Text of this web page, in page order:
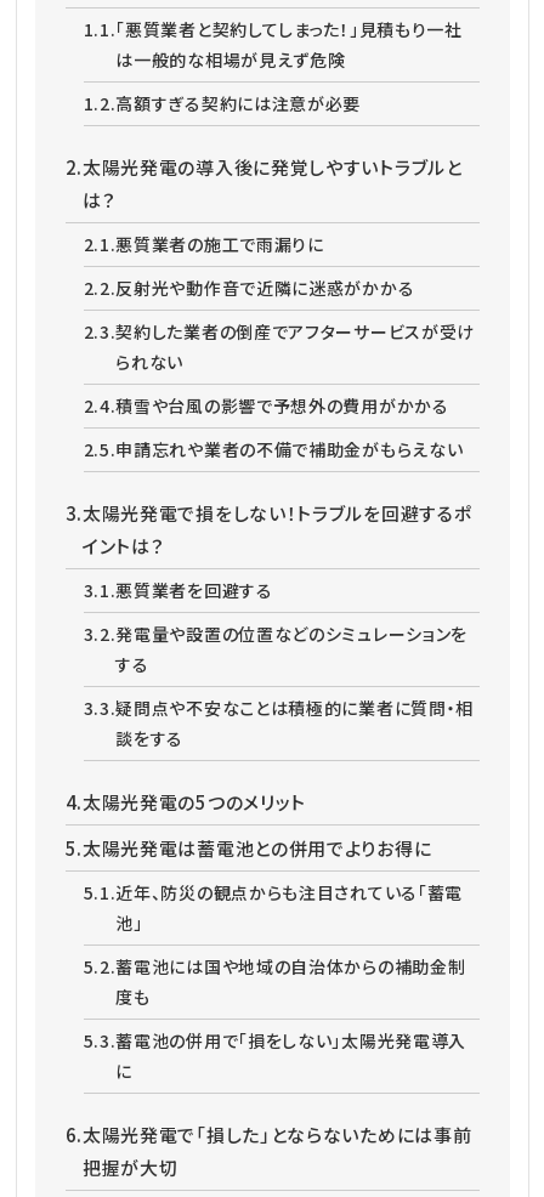
1.1.「悪質業者と契約してしまった！」見積もり一社
は一般的な相場が見えず危険
1.2.高額すぎる契約には注意が必要
2.太陽光発電の導入後に発覚しやすいトラブルと
は？
2.1.悪質業者の施工で雨漏りに
2.2.反射光や動作音で近隣に迷惑がかかる
2.3.契約した業者の倒産でアフターサービスが受け
られない
2.4.積雪や台風の影響で予想外の費用がかかる
2.5.申請忘れや業者の不備で補助金がもらえない
3.太陽光発電で損をしない！トラブルを回避するポ
イントは？
3.1.悪質業者を回避する
3.2.発電量や設置の位置などのシミュレーションを
する
3.3.疑問点や不安なことは積極的に業者に質問・相
談をする
4.太陽光発電の5つのメリット
5.太陽光発電は蓄電池との併用でよりお得に
5.1.近年、防災の観点からも注目されている「蓄電
池」
5.2.蓄電池には国や地域の自治体からの補助金制
度も
5.3.蓄電池の併用で「損をしない」太陽光発電導入
に
6.太陽光発電で「損した」とならないためには事前
把握が大切